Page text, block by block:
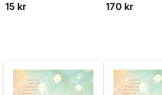
15 kr 170 kr